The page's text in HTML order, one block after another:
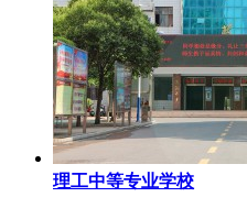
理工中等专业学校